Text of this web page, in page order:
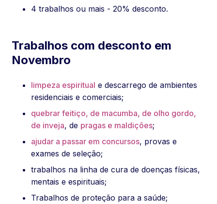
4 trabalhos ou mais - 20% desconto.
Trabalhos com desconto em
Novembro
limpeza espiritual e descarrego de ambientes
residenciais e comerciais;
quebrar feitiço, de macumba, de olho gordo,
de inveja, de pragas e maldições;
ajudar a passar em concursos, provas e
exames de seleção;
trabalhos na linha de cura de doenças físicas,
mentais e espirituais;
Trabalhos de proteção para a saúde;